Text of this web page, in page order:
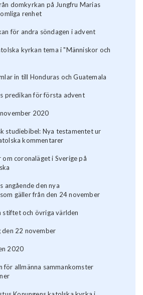
domkyrkan på Jungfru Marias
renhet
för andra söndagen i advent
kyrkan tema i "Människor och
in till Honduras och Guatemala
predikan för första advent
2020
studiebibel: Nya testamentet ur
kommentarer
coronaläget i Sverige på
angående den nya
gäller från den 24 november
stiftet och övriga världen
22 november
2020
för allmänna sammankomster